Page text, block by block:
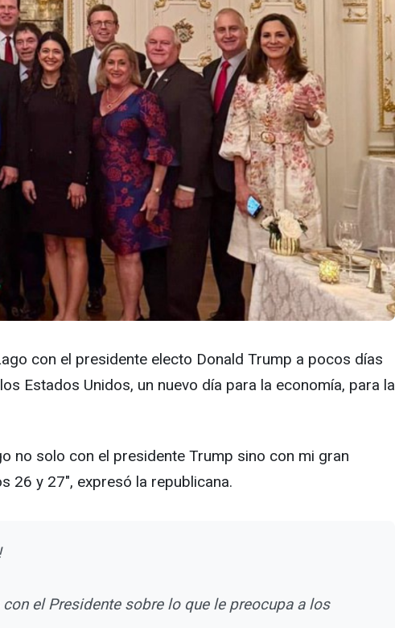
con el presidente electo Donald Trump a pocos días
Estados Unidos, un nuevo día para la economía, para la
no solo con el presidente Trump sino con mi gran
26 y 27", expresó la republicana.
el Presidente sobre lo que le preocupa a los